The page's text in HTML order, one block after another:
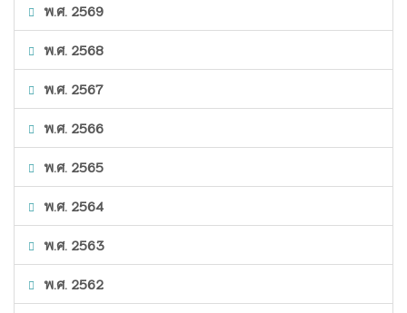
พ.ศ. 2569
พ.ศ. 2568
พ.ศ. 2567
พ.ศ. 2566
พ.ศ. 2565
พ.ศ. 2564
พ.ศ. 2563
พ.ศ. 2562